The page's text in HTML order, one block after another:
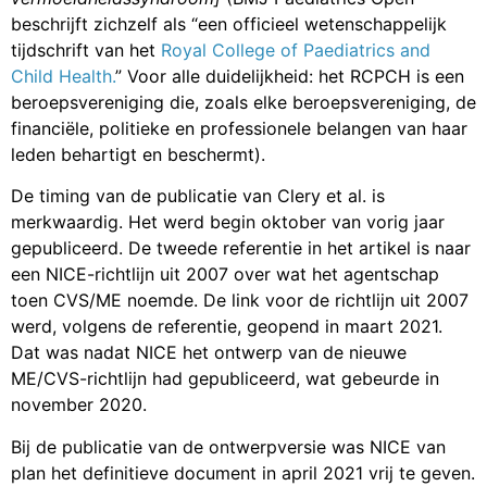
beschrijft zichzelf als “een officieel wetenschappelijk
tijdschrift van het Royal College of Paediatrics and
Child Health.” Voor alle duidelijkheid: het RCPCH is een
beroepsvereniging die, zoals elke beroepsvereniging, de
financiële, politieke en professionele belangen van haar
leden behartigt en beschermt).
De timing van de publicatie van Clery et al. is
merkwaardig. Het werd begin oktober van vorig jaar
gepubliceerd. De tweede referentie in het artikel is naar
een NICE-richtlijn uit 2007 over wat het agentschap
toen CVS/ME noemde. De link voor de richtlijn uit 2007
werd, volgens de referentie, geopend in maart 2021.
Dat was nadat NICE het ontwerp van de nieuwe
ME/CVS-richtlijn had gepubliceerd, wat gebeurde in
november 2020.
Bij de publicatie van de ontwerpversie was NICE van
plan het definitieve document in april 2021 vrij te geven.